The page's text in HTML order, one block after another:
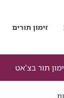
זימון תורים
תור בצ'אט